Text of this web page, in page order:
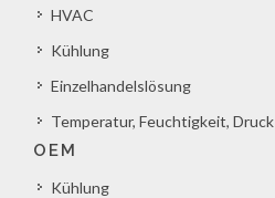
HVAC
Kühlung
Einzelhandelslösung
Temperatur, Feuchtigkeit, Druck
OEM
Kühlung